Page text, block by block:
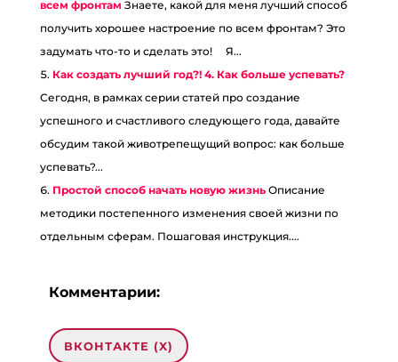
всем фронтам Знаете, какой для меня лучший способ
получить хорошее настроение по всем фронтам? Это
задумать что-то и сделать это! ⠀ Я...
Как создать лучший год?! 4. Как больше успевать?
Сегодня, в рамках серии статей про создание
успешного и счастливого следующего года, давайте
обсудим такой животрепещущий вопрос: как больше
успевать?...
Простой способ начать новую жизнь Описание
методики постепенного изменения своей жизни по
отдельным сферам. Пошаговая инструкция....
Комментарии:
ВКОНТАКТЕ (X)